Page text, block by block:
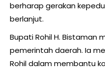
berharap gerakan
berlanjut.
Bupati Rohil H. Bistaman
pemerintah daerah. Ia
Rohil dalam membantu